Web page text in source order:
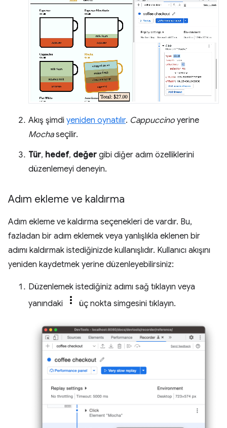
Akış şimdi yeniden oynatılır. Cappuccino yerine
Mochaseçilir.
Tür, hedef, değer gibi diğer adım özelliklerini
düzenlemeyi deneyin.
Adım ekleme ve kaldırma
Adım ekleme ve kaldırma seçenekleri de vardır. Bu,
fazladan bir adım eklemek veya yanlışlıkla eklenen bir
adımı kaldırmak istediğinizde kullanışlıdır. Kullanıcı akışını
yeniden kaydetmek yerine düzenleyebilirsiniz:
Düzenlemek istediğiniz adımı sağ tıklayın veya
yanındaki
üç nokta simgesini tıklayın.